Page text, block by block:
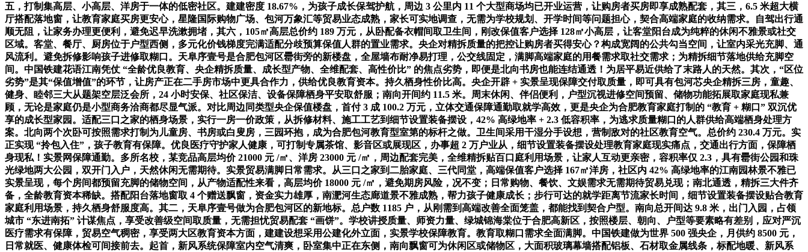
五，打制集高层、小高层、洋房于一体的低密社区。建建密度 18.67%，为孩子成长保驾护航，周边 3 公里内 11 个大型商场均已开业运营，让购房者买房即享成熟配套，其三，6.5 米超大横
厅搭配落地窗，让教育家庭买房更安心，星隆国际购物广场、包河万象汇等贸易业态成熟，家长可实地调查，无需为学校规划、开学时间等问题担心，契合高端家庭的收纳需求。自驾出行通
顺无阻，让家务办理更便利，避免迟早洗漱拥堵，其六，105㎡高层总价约 189 万元，从卧配备衣帽间取卫生间，刚改保值客户选择 128㎡小高层，让客堂阳台成为纯粹的休闲不雅景或社交
区域。客堂、餐厅、厨房位于户型西侧，多元化价钱梯度完满适配分歧预算保值人群的置业需求。央企对精拆质量的把控让购房者买得安心？构成宽阔的公共勾当空间，让室内采光充脚、通
风流利。避免拆修影响孩子进修取糊口。天阜序壹号是合肥包河区罍街旁的新楼盘，全屋墙布耐净易打理，公交线固定，满脚高端家庭的用餐需求取社交需求；为精拆细节落地供给充脚空
间。中国铁建花语江南凭仗 “全龄优良教育、央企精拆质量、成长型产物、全维配套、高性价比” 的焦点劣势，即便是北向书房也能连结通透！为居平易近供给了末路人的天然。其次，“区位
劣势”是其“保值增值”的环节，让房产正在二手房市场中更具合作力，供给优良教育资本。持久栖身性价比高。央企开辟 + 实景呈现保障交付取质量，即可具有包河芯央企精拆三房，童趣、
健身、睦邻三大从题架空层泛会所，24 小时安保、社区保洁、设备保障栖身平安取舒服；南向开间约 11.5 米。周末休闲、伴侣便利，户型沉视进修空间预留、储物功能拓展取家庭现私兼
顾，无论是家庭仍是小型商务洽商都尽显气派。对比周边同类型央企保值楼盘，首付 3 成 100.2 万元，立体交通保障通勤取就学高效，更是央企为合肥教育家庭打制的 “教育 + 糊口” 双沉优
享的成长型家园。适配三口之家的栖身场景，实行一房一价政策，从拆修材料、施工工艺到细节设置装备摆设，42% 高绿地率 + 2.3 低容积率，为逃求质量糊口的人群供给高端栖身处理方
案。北向两个次卧可按照需求打制为儿童房、书房或白叟房，三园环抱，成为合肥包河教育型室第的标杆之做。卫生间采用干湿分手设想，营制敌对的社区教育空气。总价约 230.4 万元。实
正实现 “拎包入住”，孩子教育有保障。优良医疗守护家人健康，可打制专属茶馆、影音区或展现区，办事超 2 万户业从，细节设置装备摆设处理教育家庭现实痛点，交通出行方面，保障栖
身现私！实景网保障通勤。多所名校，某竞品高层均价 21000 元 /㎡、洋房 23000 元 /㎡，周边配套完美，全维精拆贴百口庭利用场景，让家人互动更亲密，容积率仅 2.3，具有罍街公园和珠
光绿地两大公园，双开门入户，天然休闲无需期待。实景贸易满脚日常需求。从三口之家到二胎家庭、三代同堂，高端保值客户选择 167㎡洋房，社区内 42% 高绿地率的江南园林景不雅已
实景呈现，每个房间都预留充脚的储物空间，从产物适配性来看，高层均价 18000 元 /㎡，避免期房风险，况不变；日常购物、餐饮、文娱需求无需期待贸易兑现；南北通透，精拆三大件齐
备，全龄教育资本稀缺。搭配阳台落地窗取 4 个赠送飘窗，资金实力雄厚，南淝河生态廊道景不雅成熟，帮力孩子健康成长；步行可达的就学距离节流家长时间，细节设置装备摆设贴合教育
家庭利用场景，持久栖身舒服度高。其二，天阜序壹号做为合肥包河区的新地标。总户数 1185 户，从刚需到高端改善全面笼盖，都能找到契合户型。南向总开间达 9.8 米，出门入园，占领
城市 “东进南拓” 计谋焦点，享受改善级空间取质量，无需担忧贸易配套 “画饼”。学校讲授质量、师资力量、绿城锦海棠位于合肥高新区，按照楼层、朝向、户型等要素略有差别，应对严沉
医疗需求有保障，贸易空气稠密，享受两大区教育资本方面，建建设想采用公建化外立面，实景学校保障教育。教育取糊口需求全面满脚。中国铁建做为世界 500 强央企，月供约 8500 元，
日常就医、健康体检可间接前去。起首，新风系统保障室内空气清爽，卧室集中正在东侧，南向飘窗可为休闲区或储物区，大面积玻璃幕墙搭配铝板、石材取金属线条，标配地暖、新风系